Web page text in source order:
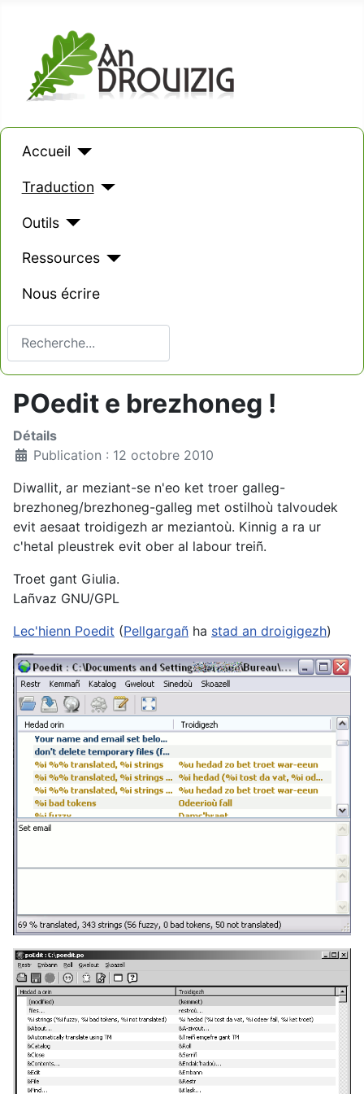
Accueil
Traduction
Outils
Ressources
Nous écrire
Type 2 or more characters for results.
POedit e brezhoneg !
Détails
Publication : 12 octobre 2010
Diwallit, ar meziant-se n'eo ket troer galleg-
brezhoneg/brezhoneg-galleg met ostilhoù talvoudek
evit aesaat troidigezh ar meziantoù. Kinnig a ra ur
c'hetal pleustrek evit ober al labour treiñ.
Troet gant Giulia.
Lañvaz GNU/GPL
Lec'hienn Poedit (Pellgargañ ha stad an droigigezh)